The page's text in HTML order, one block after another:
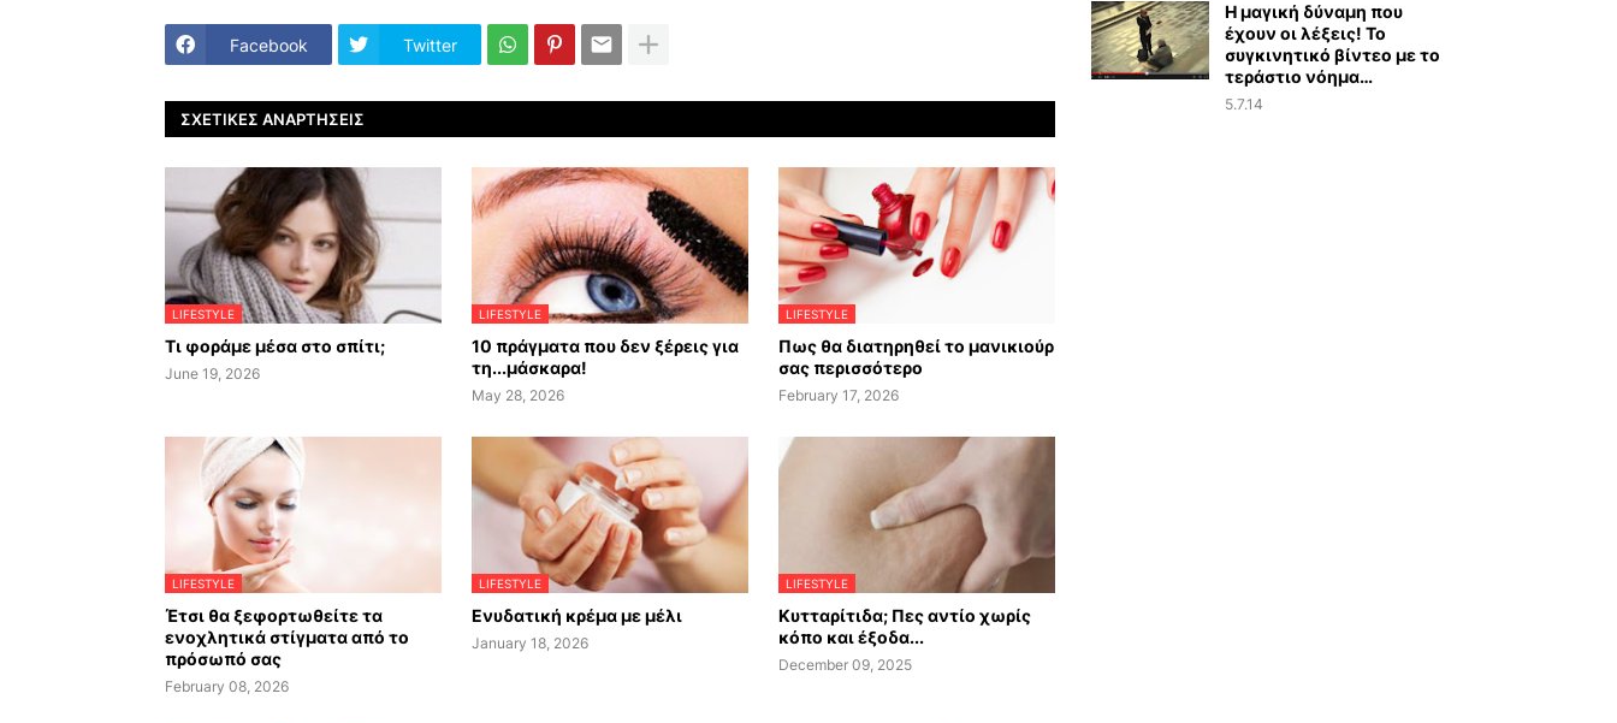
Facebook Twitter
ΣΧΕΤΙΚΈΣ ΑΝΑΡΤΉΣΕΙΣ
LIFESTYLE
Τι φοράμε μέσα στο σπίτι;
June 19, 2026
LIFESTYLE
10 πράγματα που δεν ξέρεις για
τη...μάσκαρα!
May 28, 2026
LIFESTYLE
Πως θα διατηρηθεί το μανικιούρ
σας περισσότερο
February 17, 2026
LIFESTYLE
Έτσι θα ξεφορτωθείτε τα
ενοχλητικά στίγματα από το
πρόσωπό σας
February 08, 2026
LIFESTYLE
Ενυδατική κρέμα με μέλι
January 18, 2026
LIFESTYLE
Κυτταρίτιδα; Πες αντίο χωρίς
κόπο και έξοδα...
December 09, 2025
Η μαγική δύναμη που
έχουν οι λέξεις! Το
συγκινητικό βίντεο με το
τεράστιο νόημα…
5.7.14